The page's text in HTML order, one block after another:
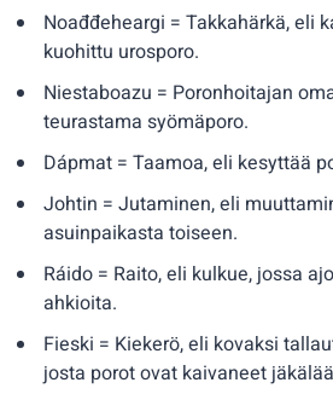
Noađđeheargi = Takkahärkä, eli
kuohittu urosporo.
Niestaboazu = Poronhoitajan
teurastama syömäporo.
Dápmat = Taamoa, eli kesyttää
Johtin = Jutaminen, eli
asuinpaikasta toiseen.
Ráido = Raito, eli kulkue, jossa
ahkioita.
Fieski = Kiekerö, eli kovaksi
josta porot ovat kaivaneet